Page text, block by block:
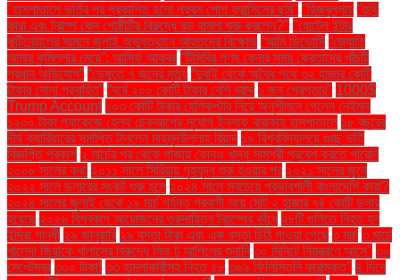
"হাসপাতালে ভর্তির পর প্রকাশিত হলো প্রথম পোপ ফ্রান্সিসের ছবি" "হিজবুল্লাহ "হুথি
কারা এবং ট্রাম্প কেন গোষ্ঠীটির বিরুদ্ধে বড় হামলা শুরু করলেন?" "হোটেল ইন্টার
কন্টিনেন্টালের সামনে জুলাই অভ্যুত্থানে আহতদের বিক্ষোভ “আমি ডিভোর্সি “জ্যোতি
আমার কুমিল্লার মেয়ে”: আসিফ আকবর “টিসিবির পণ্য কেনার সময় ক্রেতাদের পাঁচটি
প্রধান অভিযোগ” “ডেঙ্গুতে ৭ জনের মৃত্যু “দুবাই থেকে অবৈধ পথে ৩২ হাজার কোটি
টাকার সোনা প্রবাহিত” “বর্ষে ২০০ কোটি টাকার বেশি বরাদ্দ ১ জন গ্রেপ্তার" 1000$
Trump Account ১০৩ কোটি টাকার হেলিকপ্টার নিয়ে অনুশীলনে গেলেন নেইমার
১২০০ টাকা প্যাকেজে হেলথ চেকআপের সুযোগ ইনসাফ বারাকাহ হাসপাতালে ১৮ বছরের
দীর্ঘ ক্যারিয়ারের সমাপ্তি টানলেন মাহমুদউল্লাহ রিয়াদ ১৯ বিশ্ববিদ্যালয়ে গুচ্ছ ভর্তি
বিজ্ঞপ্তি প্রকাশ ২ মার্চের পর থেকে গাজায় কোনও খাদ্য সামগ্রী প্রবেশ করতে পারেনি
২০০৮ সালের কথা ২০১১ সালে সিরিয়ায় গৃহযুদ্ধ শুরু হওয়ার পর ২০২১ সালের জুনে
২০২২ সালে ডলারের সংকট শুরু হলে ২০২৪ সালে সবচেয়ে প্রভাবশালী বাংলাদেশি কারা?
২০২৪ সালের জুলাই থেকে ১৯ মার্চ পর্যন্ত প্রবাসী আয় মোট ২ হাজার ৭৪ কোটি ডলার
হয়েছে ২০২৬ বিশ্বকাপ আয়োজনের গুরুদায়িত্ব ট্রাম্পের কাঁধে ২৮টি গুলিতে নিহত হন
ইন্দিরা গান্ধী ২৯ জানুয়ারি ২৯ বস্তা টাকা এবং এক বস্তা চিঠি পাওয়া গেছে ৩ মার্চ ৩ মার্চে
খালেদা জিয়াকে খালাসের বিরুদ্ধে লিভ টু আপিলের শুনানি ৩০ মিনিটে নিয়ন্ত্রণে আসে" ৩০
সেপ্টেম্বর ৩০০ টাকা! ৩৩ হামলাকারীসহ নিহত ৫৮ ৩৬৯ ফিলিস্তিনি কারামুক্ত" ৪ দিনে